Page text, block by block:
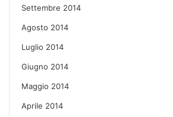
Settembre 2014
Agosto 2014
Luglio 2014
Giugno 2014
Maggio 2014
Aprile 2014